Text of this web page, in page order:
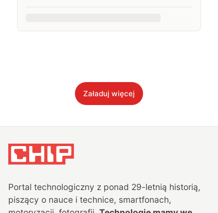
Załaduj więcej
Portal technologiczny z ponad 29-letnią historią,
piszący o nauce i technice, smartfonach,